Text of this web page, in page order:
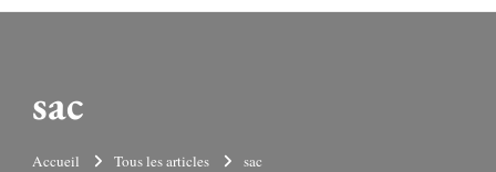
sac
Accueil Tous les articles sac